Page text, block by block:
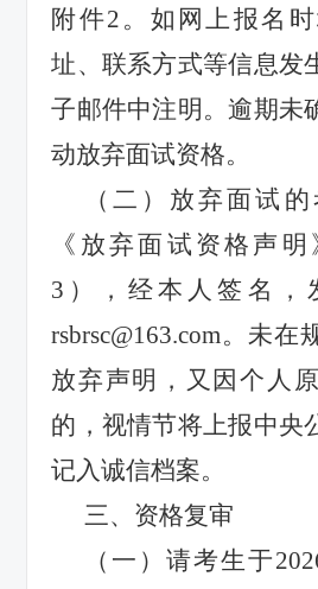
附件2 。如网上报名
址、联系方式等信息发
子邮件中注明。逾期未
动放弃面试资格。
（二）放弃面试
《放弃面试资格声
3 ），经本人签名，
rsbrsc@163.com。未在
放弃声明，又因个人
的，视情节将上报中央
记入诚信档案。
三、资格复审
（一）请考生于